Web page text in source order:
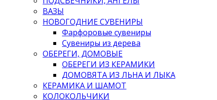
ВАЗЫ
НОВОГОДНИЕ СУВЕНИРЫ
Фарфоровые сувениры
Сувениры из дерева
ОБЕРЕГИ, ДОМОВЫЕ
ОБЕРЕГИ ИЗ КЕРАМИКИ
ДОМОВЯТА ИЗ ЛЬНА И ЛЫКА
КЕРАМИКА И ШАМОТ
КОЛОКОЛЬЧИКИ